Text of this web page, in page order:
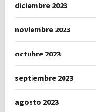
diciembre 2023
noviembre 2023
octubre 2023
septiembre 2023
agosto 2023